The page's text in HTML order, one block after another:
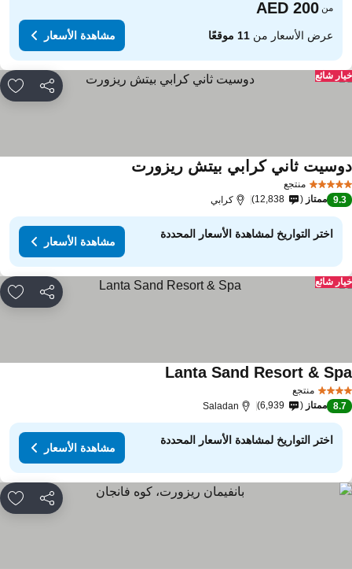
من
عرض الأسعار من11 موقعًا مشاهدة الأسعار
مشاركة
شائع
منتجع
ثاني كرابي بيتش ريزورت
9.3 ممتاز 12,838 كرابي
اختر التواريخ لمشاهدة الأسعار المحددة
مشاهدة الأسعار
مشاركة
شائع
منتجع
Lanta Sand Resort &
8.7 ممتاز 6,939
Saladan
اختر التواريخ لمشاهدة الأسعار المحددة
مشاهدة الأسعار
مشاركة